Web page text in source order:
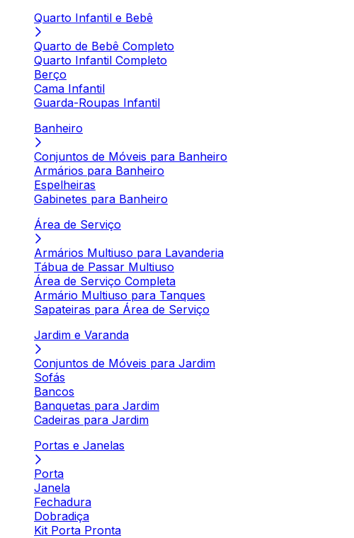
Quarto Infantil e Bebê
Quarto de Bebê Completo
Quarto Infantil Completo
Berço
Cama Infantil
Guarda-Roupas Infantil
Banheiro
Conjuntos de Móveis para Banheiro
Armários para Banheiro
Espelheiras
Gabinetes para Banheiro
Área de Serviço
Armários Multiuso para Lavanderia
Tábua de Passar Multiuso
Área de Serviço Completa
Armário Multiuso para Tanques
Sapateiras para Área de Serviço
Jardim e Varanda
Conjuntos de Móveis para Jardim
Sofás
Bancos
Banquetas para Jardim
Cadeiras para Jardim
Portas e Janelas
Porta
Janela
Fechadura
Dobradiça
Kit Porta Pronta